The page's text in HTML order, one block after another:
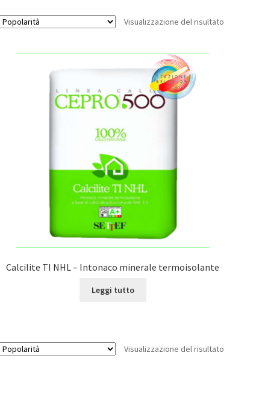
Visualizzazione del risultato
Calcilite TI NHL – Intonaco minerale termoisolante
Leggi tutto
Visualizzazione del risultato